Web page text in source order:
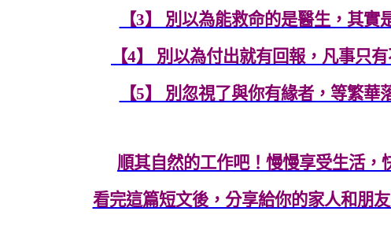
【3】 別以為能救命的是醫生，其實
【4】 別以為付出就有回報，凡事只
【5】 別忽視了與你有緣者，等繁華
順其自然的工作吧！慢慢享受生活，
看完這篇短文後，分享給你的家人和朋